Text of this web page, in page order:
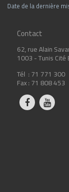
Date de la dernière
Contact
62, rue Alain
1003 - Tunis Cité
Tél : 71 771 300
Fax : 71 808 453